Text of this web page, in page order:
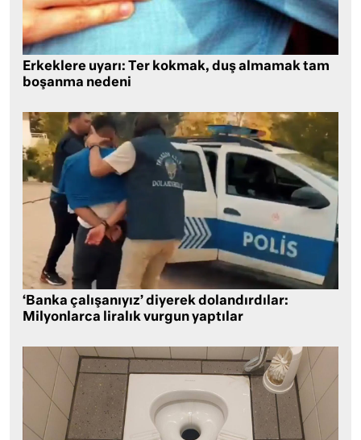
Erkeklere uyarı: Ter kokmak, duş almamak tam
boşanma nedeni
‘Banka çalışanıyız’ diyerek dolandırdılar:
Milyonlarca liralık vurgun yaptılar